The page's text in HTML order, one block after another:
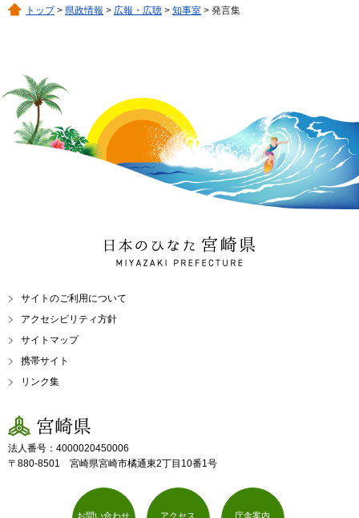
トップ> 県政情報 > 広報・広聴 > 知事室 > 発言集
日本のひなた 宮崎県
MIYAZAKI PREFECTURE
サイトのご利用について
アクセシビリティ方針
サイトマップ
携帯サイト
リンク集
宮崎県
法人番号：4000020450006
〒880-8501 宮崎県宮崎市橘通東2丁目10番1号
お問い合わせ アクセス 庁舎案内